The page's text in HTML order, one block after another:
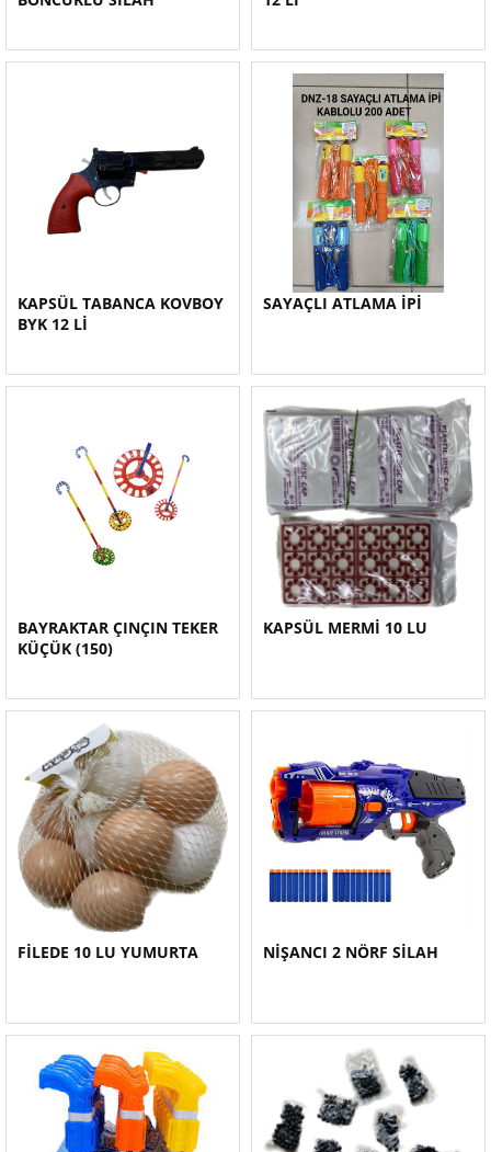
KAPSÜL TABANCA KOVBOY
BYK 12 Lİ
SAYAÇLI ATLAMA İPİ
BAYRAKTAR ÇINÇIN TEKER
KÜÇÜK (150)
KAPSÜL MERMİ 10 LU
FİLEDE 10 LU YUMURTA NİŞANCI 2 NÖRF SİLAH